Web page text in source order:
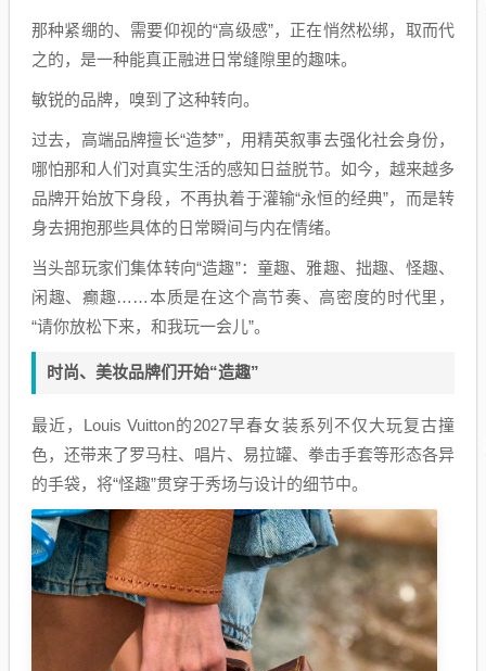
那种紧绷的、需要仰视的“高级感”，正在悄然松绑，取而代
之的，是一种能真正融进日常缝隙里的趣味。
敏锐的品牌，嗅到了这种转向。
过去，高端品牌擅长“造梦”，用精英叙事去强化社会身份，
哪怕那和人们对真实生活的感知日益脱节。如今，越来越多
品牌开始放下身段，不再执着于灌输“永恒的经典”，而是转
身去拥抱那些具体的日常瞬间与内在情绪。
当头部玩家们集体转向“造趣”：童趣、雅趣、拙趣、怪趣、
闲趣、癫趣……本质是在这个高节奏、高密度的时代里，
“请你放松下来，和我玩一会儿”。
时尚、美妆品牌们开始“造趣”
最近，Louis Vuitton的2027早春女装系列不仅大玩复古撞
色，还带来了罗马柱、唱片、易拉罐、拳击手套等形态各异
的手袋，将“怪趣”贯穿于秀场与设计的细节中。